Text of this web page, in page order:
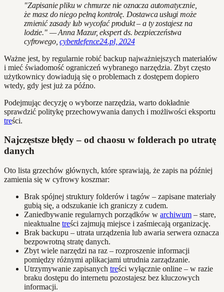
"Zapisanie pliku w chmurze nie oznacza automatycznie,
że masz do niego pełną kontrolę. Dostawca usługi może
zmienić zasady lub wycofać produkt – a ty zostajesz na
lodzie." — Anna Mazur, ekspert ds. bezpieczeństwa
cyfrowego,cyberdefence24.pl, 2024
Ważne jest, by regularnie robić backup najważniejszych materiałów
i mieć świadomość ograniczeń wybranego narzędzia. Zbyt często
użytkownicy dowiadują się o problemach z dostępem dopiero
wtedy, gdy jest już za późno.
Podejmując decyzję o wyborze narzędzia, warto dokładnie
sprawdzić politykę przechowywania danych i możliwości eksportu
treści.
Najczęstsze błędy – od chaosu w folderach po utratę
danych
Oto lista grzechów głównych, które sprawiają, że zapis na później
zamienia się w cyfrowy koszmar:
Brak spójnej struktury folderów i tagów – zapisane materiały
gubią się, a odszukanie ich graniczy z cudem.
Zaniedbywanie regularnych porządków w archiwum – stare,
nieaktualne treści zajmują miejsce i zaśmiecają organizację.
Brak backupu – utrata urządzenia lub awaria serwera oznacza
bezpowrotną stratę danych.
Zbyt wiele narzędzi na raz – rozproszenie informacji
pomiędzy różnymi aplikacjami utrudnia zarządzanie.
Utrzymywanie zapisanych treści wyłącznie online – w razie
braku dostępu do internetu pozostajesz bez kluczowych
informacji.